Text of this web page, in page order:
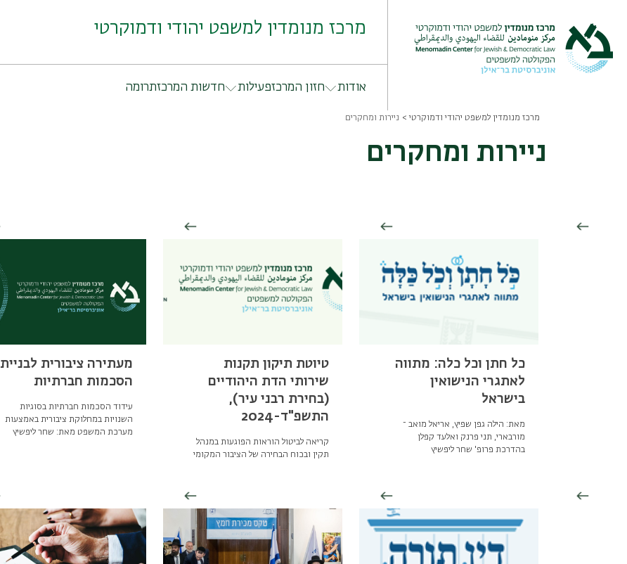
main
content
מרכז מנומדין למשפט יהודי ודמוקרטי
אודות חזון המרכזפעילות חדשות המרכזתרומה
מרכז מנומדין למשפט יהודי ודמוקרטי ניירות ומחקרים
ניירות ומחקרים
כל חתן וכל כלה: מתווה
לאתגרי הנישואין
בישראל
מאת: הילה גפן שפיץ, אריאל מואב ־
מורבארי, תני פרנק ואלעד קפלן
בהדרכת פרופ' שחר ליפשיץ
טיוטת תיקון תקנות
שירותי הדת היהודיים
(בחירת רבני עיר),
התשפ"ד-2024
קריאה לביטול הוראות הפוגעות במנהל
תקין ובכוח הבחירה של הציבור המקומי
מעתירה ציבורית לבניית
הסכמות חברתיות
עידוד הסכמות חברתיות בסוגיות
השנויות במחלוקת ציבורית באמצעות
מערכת המשפט מאת: שחר ליפשיץ